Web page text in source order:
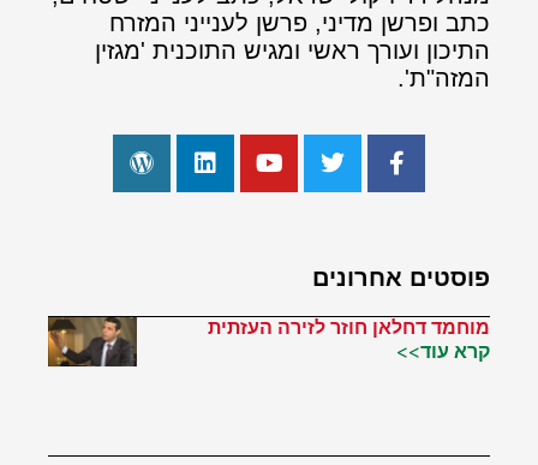
כתב ופרשן מדיני, פרשן לענייני המזרח
התיכון ועורך ראשי ומגיש התוכנית 'מגזין
המזה"ת'.
פוסטים אחרונים
מוחמד דחלאן חוזר לזירה העזתית
קרא עוד>>